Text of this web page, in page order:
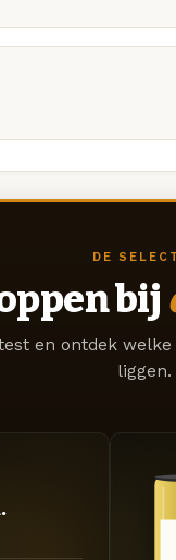
DE
bij
en ontdek
liggen.